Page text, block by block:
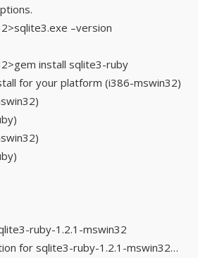
–version
install sqlite3-ruby
for your platform (i386-mswin32)
ruby-1.2.1-mswin32
for sqlite3-ruby-1.2.1-mswin32…